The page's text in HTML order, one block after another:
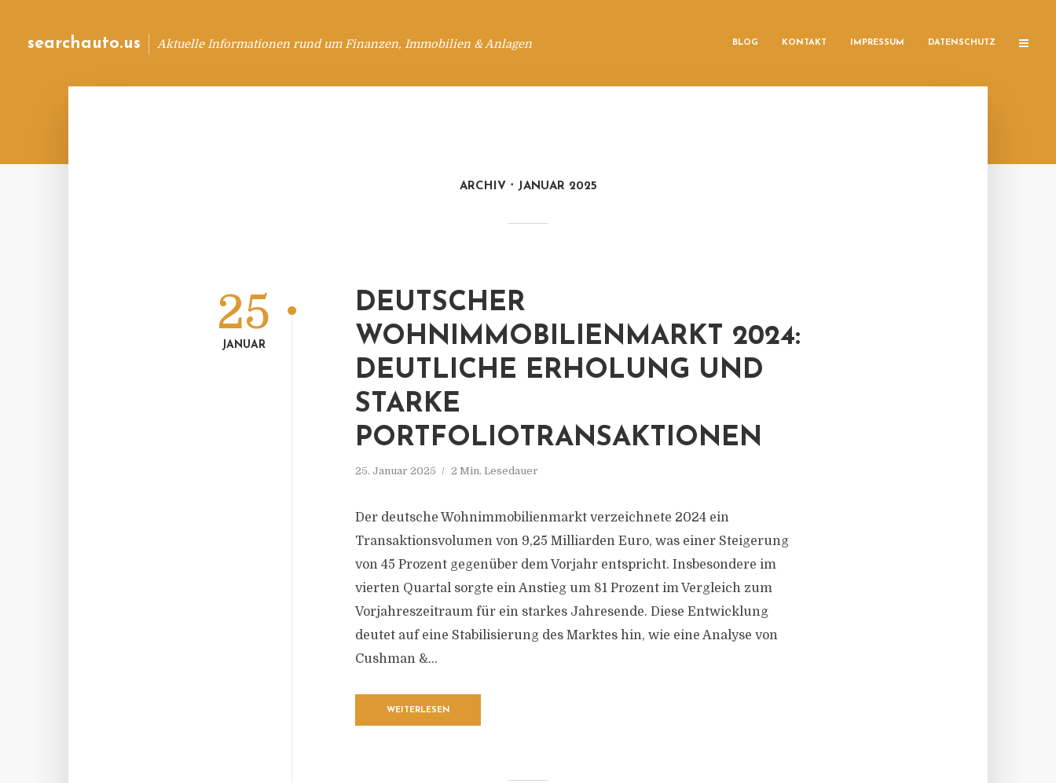
searchauto.us Aktuelle Informationen rund um Finanzen, Immobilien & Anlagen BLOG KONTAKT IMPRESSUM DATENSCHUTZ
ARCHIV JANUAR 2025
DEUTSCHER
WOHNIMMOBILIENMARKT 2024:
DEUTLICHE ERHOLUNG UND
STARKE
PORTFOLIOTRANSAKTIONEN
25. Januar 2025 2 Min. Lesedauer
25
JANUAR
Der deutsche Wohnimmobilienmarkt verzeichnete 2024 ein
Transaktionsvolumen von 9,25 Milliarden Euro, was einer Steigerung
von 45 Prozent gegenüber dem Vorjahr entspricht. Insbesondere im
vierten Quartal sorgte ein Anstieg um 81 Prozent im Vergleich zum
Vorjahreszeitraum für ein starkes Jahresende. Diese Entwicklung
deutet auf eine Stabilisierung des Marktes hin, wie eine Analyse von
Cushman &...
WEITERLESEN